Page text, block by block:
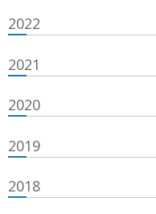
2022
2021
2020
2019
2018